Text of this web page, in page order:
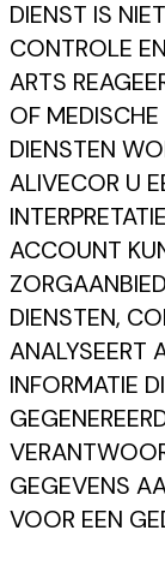
DIENST IS
CONTROLE
ARTS
OF
DIENSTEN
ALIVECOR U
ACCOUNT
DIENSTEN,
ANALYSEERT
INFORMATIE
GEGEVENS
VOOR EEN